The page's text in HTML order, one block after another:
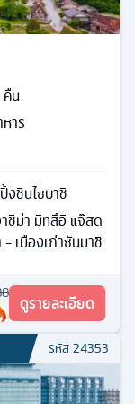
คืน
าร
งชินไซบาชิ
ชิม่า มิทสึอิ แจ๊สด
- เมืองเก่าซันมาชิ
ดูรายละเอียด
รหัส24353